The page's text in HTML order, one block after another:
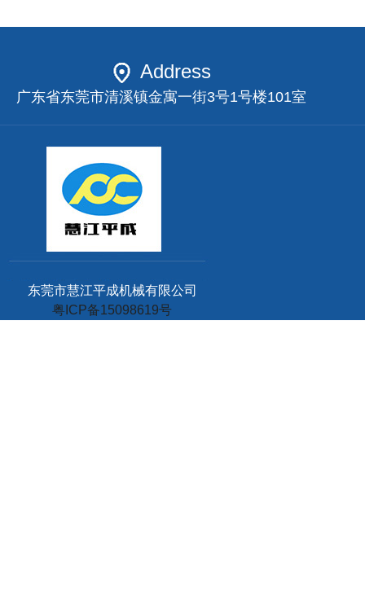
Address
广东省东莞市清溪镇金寓一街3号1号楼101室
东莞市慧江平成机械有限公司
粤ICP备15098619号